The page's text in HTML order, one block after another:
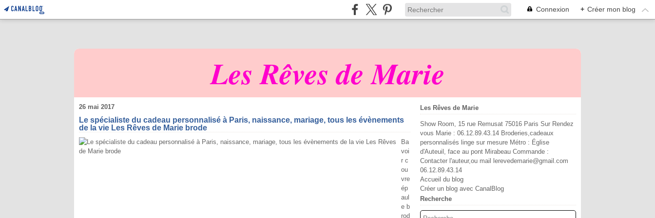
Connexion + Créer mon blog
Les Rêves de Marie
26 mai 2017
Le spécialiste du cadeau personnalisé à Paris, naissance, mariage, tous les évènements
de la vie Les Rêves de Marie brode
Ba
voi
r c
ou
vre
ép
aul
e b
rod
Les Rêves de Marie
Show Room, 15 rue Remusat 75016 Paris Sur Rendez
vous Marie : 06.12.89.43.14 Broderies,cadeaux
personnalisés linge sur mesure Métro : Église
d'Auteuil, face au pont Mirabeau Commande :
Contacter l'auteur,ou mail lerevedemarie@gmail.com
06.12.89.43.14
Accueil du blog
Créer un blog avec CanalBlog
Recherche